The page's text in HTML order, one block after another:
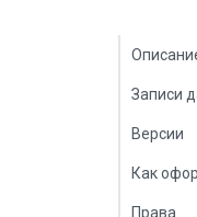
Записи
Версии
Как
Права